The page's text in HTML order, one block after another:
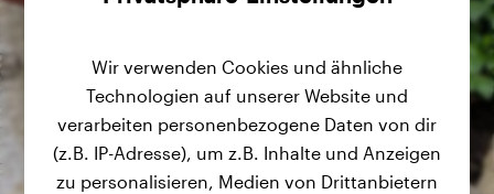
Wir verwenden Cookies und ähnliche
Technologien auf unserer Website und
verarbeiten personenbezogene Daten von dir
(z.B. IP-Adresse), um z.B. Inhalte und Anzeigen
zu personalisieren, Medien von Drittanbietern